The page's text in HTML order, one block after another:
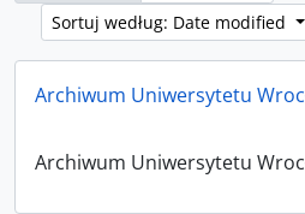
Sortuj według: Date modified
Archiwum Uniwersytetu
Archiwum Uniwersytetu